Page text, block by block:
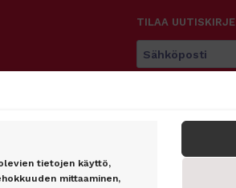
tietojen käyttö,
mittaaminen,
TILAA UUTISKIRJE